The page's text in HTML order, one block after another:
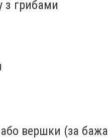
з грибами
вершки (за